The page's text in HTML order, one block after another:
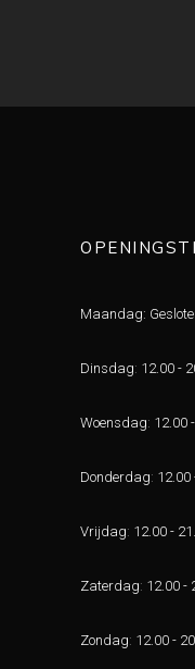
Maandag:
Dinsdag: 12.00 -
Woensdag: 12.00
Donderdag: 12.00
Vrijdag: 12.00 -
Zaterdag: 12.00 -
Zondag: 12.00 -